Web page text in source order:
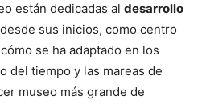
están dedicadas al desarrollo
desde sus inicios, como centro
se ha adaptado en los
del tiempo y las mareas de
museo más grande de